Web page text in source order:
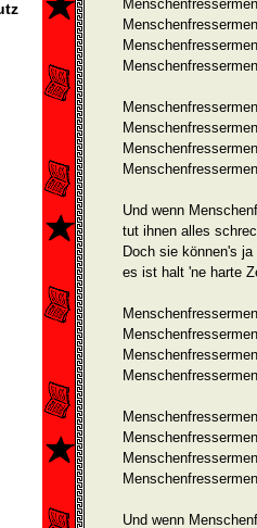
Und wenn
tut ihnen alles
Doch sie können's
es ist halt 'ne harte
Und wenn